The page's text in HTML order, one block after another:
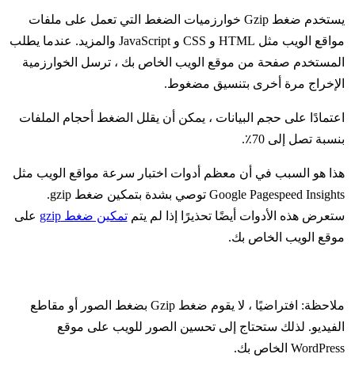
يستخدم ضغط Gzip خوارزميات الضغط التي تعمل على ملفات
مواقع الويب مثل HTML و CSS و JavaScript والمزيد. عندما يطلب
المستخدم صفحة من موقع الويب الخاص بك ، ترسل الخوارزمية
الإخراج مرة أخرى بتنسيق مضغوط.
اعتمادًا على حجم البيانات ، يمكن أن يقلل الضغط أحجام الملفات
بنسبة تصل إلى 70٪.
هذا هو السبب في أن معظم أدوات اختبار سرعة مواقع الويب مثل
Google Pagespeed Insights توصي بشدة بتمكين ضغط gzip.
ستعرض هذه الأدوات أيضًا تحذيرًا إذا لم يتمتمكين ضغط gzip
على
موقع الويب الخاص بك.
ملاحظة: افتراضيًا ، لا يقوم ضغط Gzip بضغط الصور أو مقاطع
الفيديو. لذلك ستحتاج إلى تحسين الصور للويب على موقع
WordPress الخاص بك.